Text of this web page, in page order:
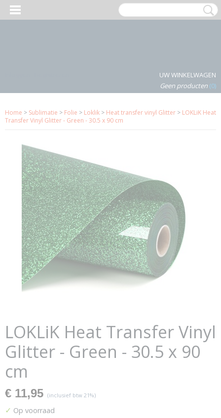
UW WINKELWAGEN
Geen producten (0)
Home > Sublimatie > Folie > Loklik > Heat transfer vinyl Glitter > LOKLiK Heat
Transfer Vinyl Glitter - Green - 30.5 x 90 cm
LOKLiK Heat Transfer Vinyl
Glitter - Green - 30.5 x 90
cm
€ 11,95 (inclusief btw 21%)
✓ Op voorraad